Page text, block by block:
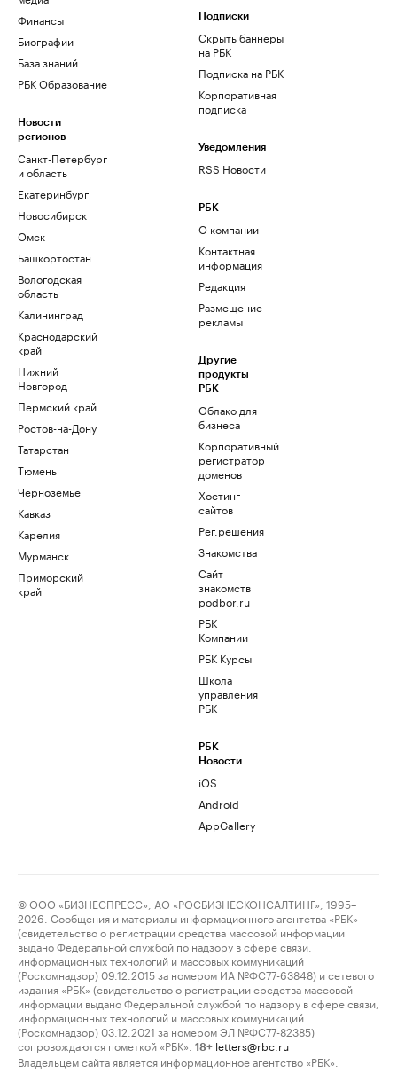
Финансы
Биографии
База знаний
РБК Образование
Новости
регионов
Санкт-Петербург
и область
Екатеринбург
Новосибирск
Омск
Башкортостан
Вологодская
область
Калининград
Краснодарский
край
Нижний
Новгород
Пермский край
Ростов-на-Дону
Татарстан
Тюмень
Черноземье
Кавказ
Карелия
Мурманск
Приморский
край
Подписки
Скрыть баннеры
на РБК
Подписка на РБК
Корпоративная
подписка
Уведомления
RSS Новости
РБК
О компании
Контактная
информация
Редакция
Размещение
рекламы
Другие
продукты
РБК
Облако для
бизнеса
Корпоративный
регистратор
доменов
Хостинг
сайтов
Рег.решения
Знакомства
Сайт
знакомств
podbor.ru
РБК
Компании
РБК Курсы
Школа
управления
РБК
РБК
Новости
iOS
Android
AppGallery
© ООО «БИЗНЕСПРЕСС», АО «РОСБИЗНЕСКОНСАЛТИНГ», 1995–
2026. Сообщения и материалы информационного агентства «РБК»
(свидетельство о регистрации средства массовой информации
выдано Федеральной службой по надзору в сфере связи,
информационных технологий и массовых коммуникаций
(Роскомнадзор) 09.12.2015 за номером ИА №ФС77-63848) и сетевого
издания «РБК» (свидетельство о регистрации средства массовой
информации выдано Федеральной службой по надзору в сфере связи,
информационных технологий и массовых коммуникаций
(Роскомнадзор) 03.12.2021 за номером ЭЛ №ФС77-82385)
сопровождаются пометкой «РБК».
18+ letters@rbc.ru
Владельцем сайта является информационное агентство «РБК».